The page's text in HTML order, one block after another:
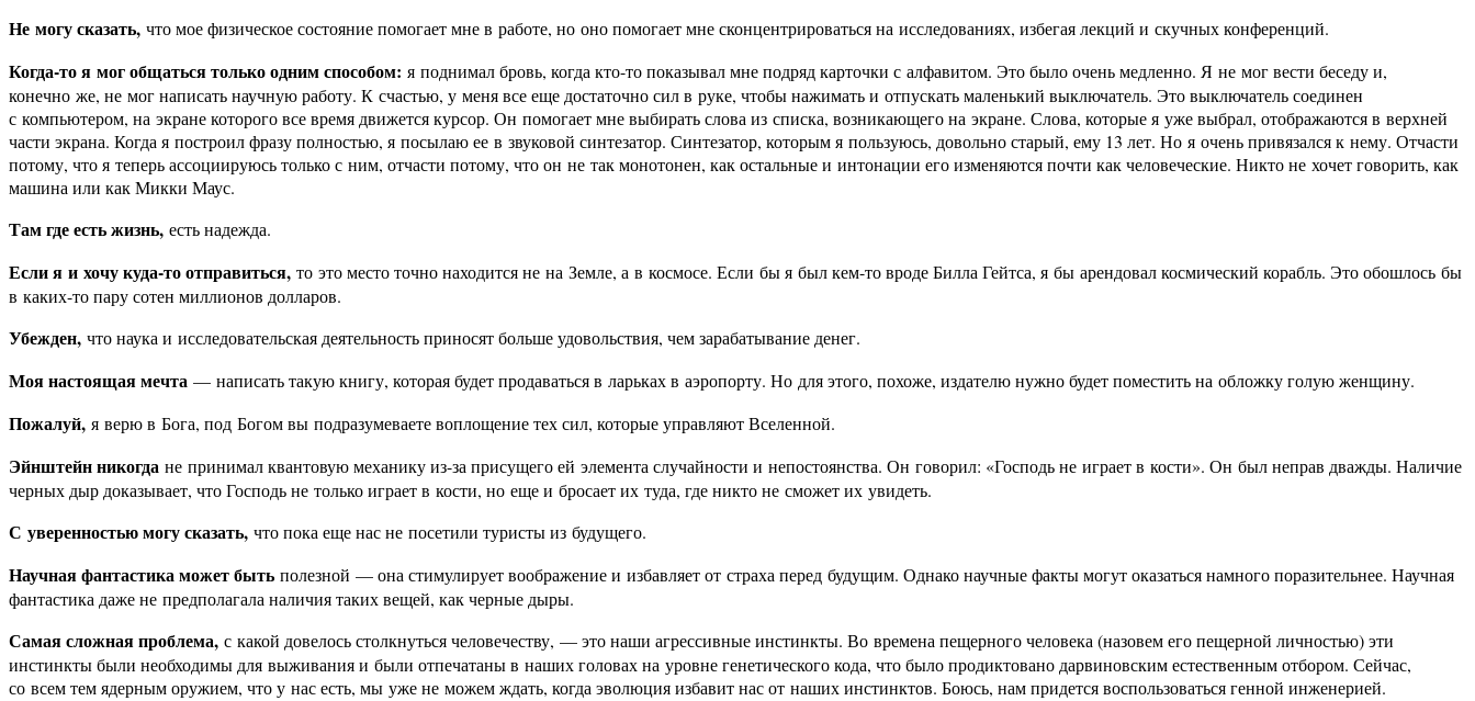
Не могу сказать, что мое физическое состояние помогает мне в работе, но оно помогает мне сконцентрироваться на исследованиях, избегая лекций и скучных конференций.
Когда-то я мог общаться только одним способом: я поднимал бровь, когда кто-то показывал мне подряд карточки с алфавитом. Это было очень медленно. Я не мог вести беседу и,
конечно же, не мог написать научную работу. К счастью, у меня все еще достаточно сил в руке, чтобы нажимать и отпускать маленький выключатель. Это выключатель соединен
с компьютером, на экране которого все время движется курсор. Он помогает мне выбирать слова из списка, возникающего на экране. Слова, которые я уже выбрал, отображаются в верхней
части экрана. Когда я построил фразу полностью, я посылаю ее в звуковой синтезатор. Синтезатор, которым я пользуюсь, довольно старый, ему 13 лет. Но я очень привязался к нему. Отчасти
потому, что я теперь ассоциируюсь только с ним, отчасти потому, что он не так монотонен, как остальные и интонации его изменяются почти как человеческие. Никто не хочет говорить, как
машина или как Микки Маус.
Там где есть жизнь, есть надежда.
Если я и хочу куда-то отправиться, то это место точно находится не на Земле, а в космосе. Если бы я был кем-то вроде Билла Гейтса, я бы арендовал космический корабль. Это обошлось бы
в каких-то пару сотен миллионов долларов.
Убежден, что наука и исследовательская деятельность приносят больше удовольствия, чем зарабатывание денег.
Моя настоящая мечта — написать такую книгу, которая будет продаваться в ларьках в аэропорту. Но для этого, похоже, издателю нужно будет поместить на обложку голую женщину.
Пожалуй, я верю в Бога, под Богом вы подразумеваете воплощение тех сил, которые управляют Вселенной.
Эйнштейн никогда не принимал квантовую механику из-за присущего ей элемента случайности и непостоянства. Он говорил: «Господь не играет в кости». Он был неправ дважды. Наличие
черных дыр доказывает, что Господь не только играет в кости, но еще и бросает их туда, где никто не сможет их увидеть.
С уверенностью могу сказать, что пока еще нас не посетили туристы из будущего.
Научная фантастика может быть полезной — она стимулирует воображение и избавляет от страха перед будущим. Однако научные факты могут оказаться намного поразительнее. Научная
фантастика даже не предполагала наличия таких вещей, как черные дыры.
Самая сложная проблема, с какой довелось столкнуться человечеству, — это наши агрессивные инстинкты. Во времена пещерного человека (назовем его пещерной личностью) эти
инстинкты были необходимы для выживания и были отпечатаны в наших головах на уровне генетического кода, что было продиктовано дарвиновским естественным отбором. Сейчас,
со всем тем ядерным оружием, что у нас есть, мы уже не можем ждать, когда эволюция избавит нас от наших инстинктов. Боюсь, нам придется воспользоваться генной инженерией.